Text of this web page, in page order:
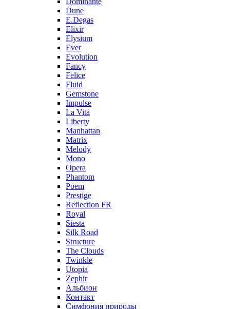
Dune
E.Degas
Elixir
Elysium
Ever
Evolution
Fancy
Felice
Fluid
Gemstone
Impulse
La Vita
Liberty
Manhattan
Matrix
Melody
Mono
Opera
Phantom
Poem
Prestige
Reflection FR
Royal
Siesta
Silk Road
Structure
The Clouds
Twinkle
Utopia
Zephir
Альбион
Контакт
Симфония природы